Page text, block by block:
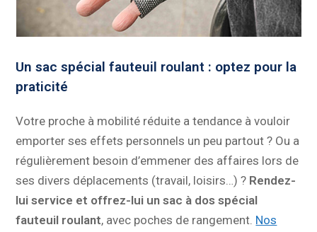
Un sac spécial fauteuil roulant : optez pour la
praticité
Votre proche à mobilité réduite a tendance à vouloir
emporter ses effets personnels un peu partout ? Ou a
régulièrement besoin d’emmener des affaires lors de
ses divers déplacements (travail, loisirs…) ? Rendez-
lui service et offrez-lui un sac à dos spécial
fauteuil roulant, avec poches de rangement. Nos